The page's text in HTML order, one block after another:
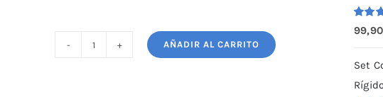
AÑADIR AL CARRITO
con
99,90
Set